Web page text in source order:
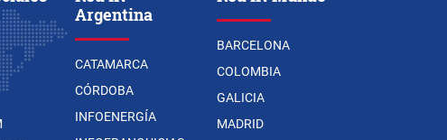
Argentina
CATAMARCA
CÓRDOBA
INFOENERGÍA
BARCELONA
COLOMBIA
GALICIA
MADRID